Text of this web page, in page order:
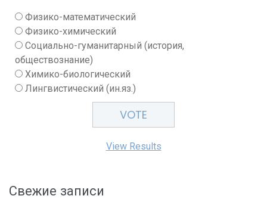
Физико-математический
Физико-химический
Социально-гуманитарный (история,
обществознание)
Химико-биологический
Лингвистический (ин.яз.)
View Results
Свежие записи